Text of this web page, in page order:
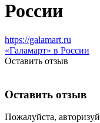
России
https://galamart.ru
«Галамарт» в России
Оставить отзыв
Оставить отзыв
Пожалуйста,